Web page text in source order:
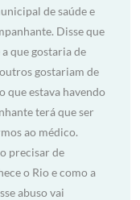
de saúde e
Disse que
que gostaria de
gostariam de
que estava havendo
terá que ser
ao médico.
precisar de
o Rio e como a
abuso vai